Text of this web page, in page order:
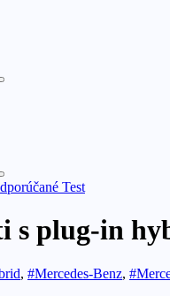
Test
s plug-in
, #Mercedes-Benz,